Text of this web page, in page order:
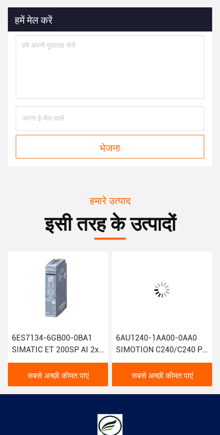
हमें मेल करें
भेजना
हमारे उत्पाद
इसी तरह के उत्पादों
6ES7134-6GB00-0BA1
SIMATIC ET 200SP AI 2xI
2/4 वायर Siemens एनालॉग
इनपुट मॉड्यूल 1 के साथ
सबसे अच्छी कीमत पाएं
6AU1240-1AA00-0AA0
SIMOTION C240/C240 PN
सीमेंस मोशन कंट्रोलर उन्नत
प्रौद्योगिकी
सबसे अच्छी कीमत पाएं